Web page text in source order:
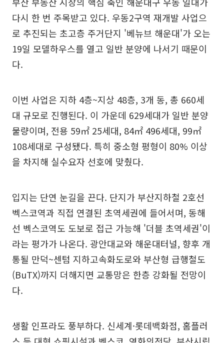
다시 한 번 주목받고 있다. 우동2구역 재개발 사업으
로 추진되는 초고층 주거단지 '베뉴브 해운대'가 오는
19일 모델하우스를 열고 일반 분양에 나서기 때문이
다.
이번 사업은 지하 4층~지상 48층, 3개 동, 총 660세
대 규모로 진행된다. 이 가운데 629세대가 일반 분양
물량이며, 전용 59㎡ 25세대, 84㎡ 496세대, 99㎡
108세대로 구성됐다. 특히 중소형 평형이 80% 이상
을 차지해 실수요자 선호에 맞췄다.
입지는 단연 눈길을 끈다. 단지가 부산지하철 2호선
벡스코역과 직접 연결된 초역세권에 들어서며, 동해
선 벡스코역도 도보로 접근 가능해 '더블 초역세권'이
라는 평가가 나온다. 광안대교와 해운대터널, 향후 개
통될 만덕~센텀 지하고속화도로와 부산형 급행철도
(BuTX)까지 더해지면 교통망은 한층 강화될 전망이
다.
생활 인프라도 풍부하다. 신세계·롯데백화점, 홈플러